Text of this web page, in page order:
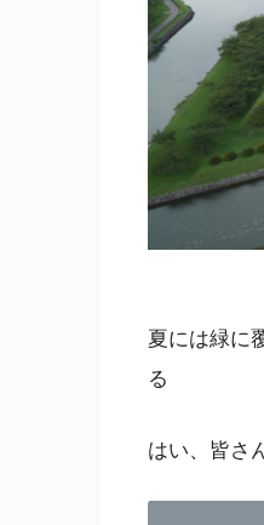
夏には緑に
る
はい、皆さ